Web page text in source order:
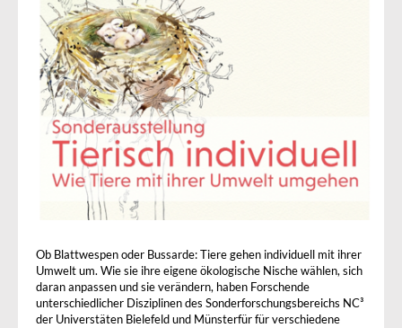
Ob Blattwespen oder Bussarde: Tiere gehen individuell mit ihrer
Umwelt um. Wie sie ihre eigene ökologische Nische wählen, sich
daran anpassen und sie verändern, haben Forschende
unterschiedlicher Disziplinen des Sonderforschungsbereichs NC³
der Universtäten Bielefeld und Münsterfür für verschiedene